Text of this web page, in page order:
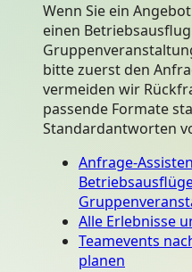
Wenn Sie ein
einen
bitte zuerst den
vermeiden wir
passende Formate
Standardantworten
Anfrage-
Alle Erlebnisse
Teamevents
planen